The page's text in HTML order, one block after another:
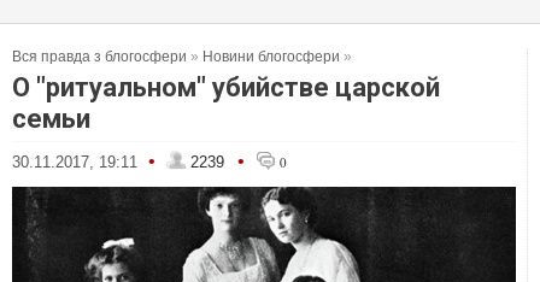
Вся правда з блогосфери » Новини блогосфери »
О "ритуальном" убийстве царской
семьи
30.11.2017, 19:11 • 2239 • 0